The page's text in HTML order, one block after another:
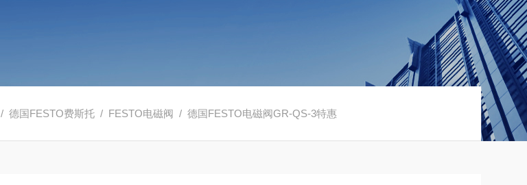
/德国FESTO费斯托 / FESTO电磁阀 / 德国FESTO电磁阀GR-QS-3特惠